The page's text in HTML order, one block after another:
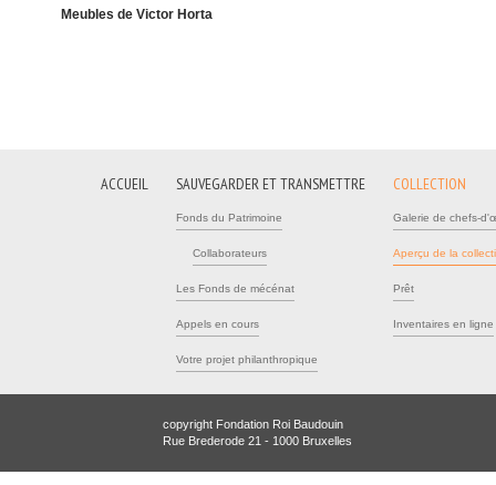
Meubles de Victor Horta
ACCUEIL SAUVEGARDER ET TRANSMETTRE
Fonds du Patrimoine
Collaborateurs
Les Fonds de mécénat
Appels en cours
Votre projet philanthropique
COLLECTION
Galerie de chefs-
Aperçu de la
Prêt
Inventaires en ligne
copyright Fondation Roi Baudouin
Rue Brederode 21 - 1000 Bruxelles